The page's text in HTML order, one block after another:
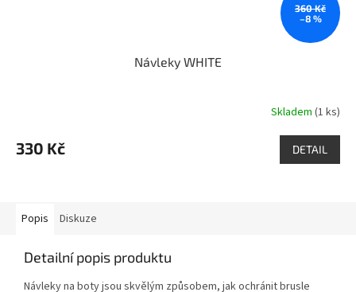
360 Kč
–8 %
Návleky WHITE
Skladem (1 ks)
330 Kč DETAIL
Popis Diskuze
Detailní popis produktu
Návleky na boty jsou skvělým způsobem, jak ochránit brusle